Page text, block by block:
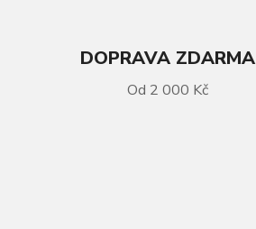
DOPRAVA ZDARMA
Od 2 000 Kč
VÍCE INFORMACÍ